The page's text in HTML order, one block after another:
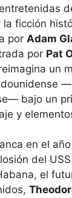
la ficción
por Adam
por Pat
un
bajo un
y
en el
del
el